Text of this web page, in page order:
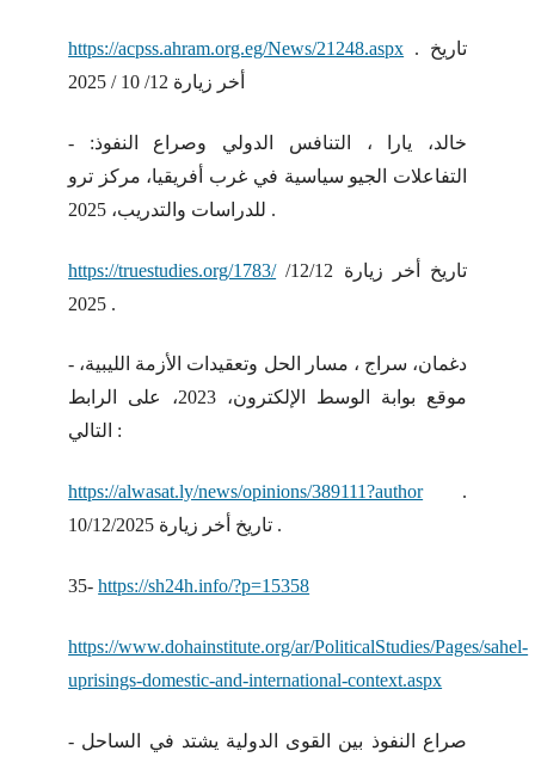
https://acpss.ahram.org.eg/News/21248.aspx . تاريخ
أخر زيارة 12/ 10 / 2025
- خالد، يارا ، التنافس الدولي وصراع النفوذ:
التفاعلات الجيو سياسية في غرب أفريقيا، مركز ترو
للدراسات والتدريب، 2025 .
https://truestudies.org/1783/تاريخ أخر زيارة 12/12/
2025 .
- دغمان، سراج ، مسار الحل وتعقيدات الأزمة الليبية،
موقع بوابة الوسط الإلكترون، 2023، على الرابط
التالي :
https://alwasat.ly/news/opinions/389111?author.
تاريخ أخر زيارة 10/12/2025 .
35-https://sh24h.info/?p=15358
https://www.dohainstitute.org/ar/PoliticalStudies/Pages/sahel-
uprisings-domestic-and-international-context.aspx
- صراع النفوذ بين القوى الدولية يشتد في الساحل